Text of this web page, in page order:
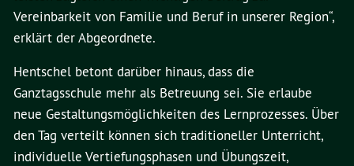
Vereinbarkeit von Familie und Beruf in unserer Region“,
erklärt der Abgeordnete.
Hentschel betont darüber hinaus, dass die
Ganztagsschule mehr als Betreuung sei. Sie erlaube
neue Gestaltungsmöglichkeiten des Lernprozesses. Über
den Tag verteilt können sich traditioneller Unterricht,
individuelle Vertiefungsphasen und Übungszeit,